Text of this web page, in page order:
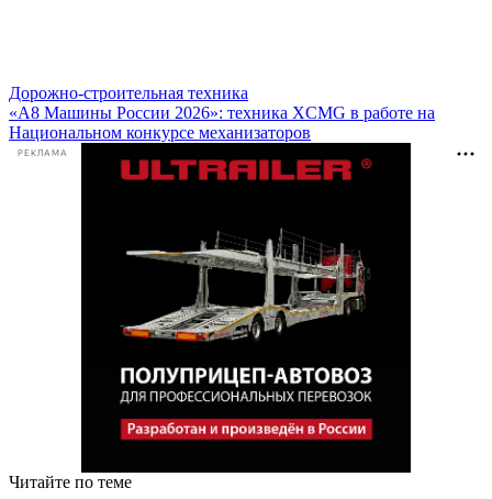
Дорожно-строительная техника
«А8 Машины России 2026»: техника XCMG в работе на
Национальном конкурсе механизаторов
РЕКЛАМА
Читайте по теме